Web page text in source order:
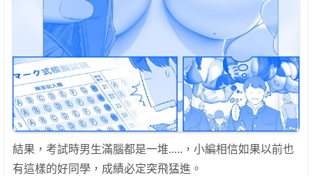
結果，考試時男生滿腦都是一堆.....，小編相信如果以前也
有這樣的好同學，成績必定突飛猛進。